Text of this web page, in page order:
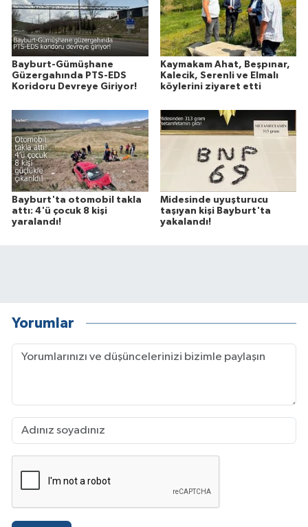
Bayburt-Gümüşhane
Güzergahında PTS-EDS
Koridoru Devreye Giriyor!
Kaymakam Ahat, Beşpınar,
Kalecik, Serenli ve Elmalı
köylerini ziyaret etti
Bayburt'ta otomobil takla
attı: 4'ü çocuk 8 kişi
yaralandı!
Midesinde uyuşturucu
taşıyan kişi Bayburt'ta
yakalandı!
Yorumlar